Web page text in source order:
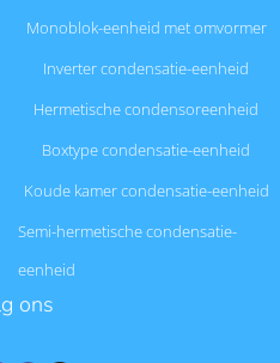
Monoblok-eenheid met omvormer
Inverter condensatie-eenheid
Hermetische condensoreenheid
Boxtype condensatie-eenheid
Koude kamer condensatie-eenheid
Semi-hermetische condensatie-
eenheid
ons